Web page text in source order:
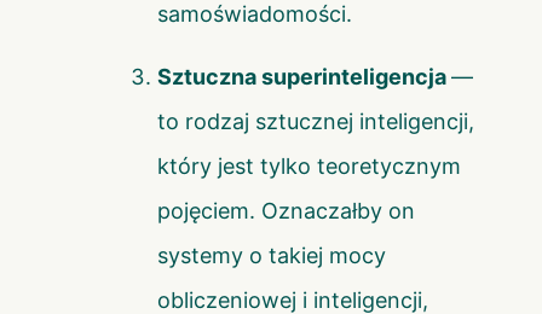
samoświadomości.
Sztuczna superinteligencja—
to rodzaj sztucznej inteligencji,
który jest tylko teoretycznym
pojęciem. Oznaczałby on
systemy o takiej mocy
obliczeniowej i inteligencji,